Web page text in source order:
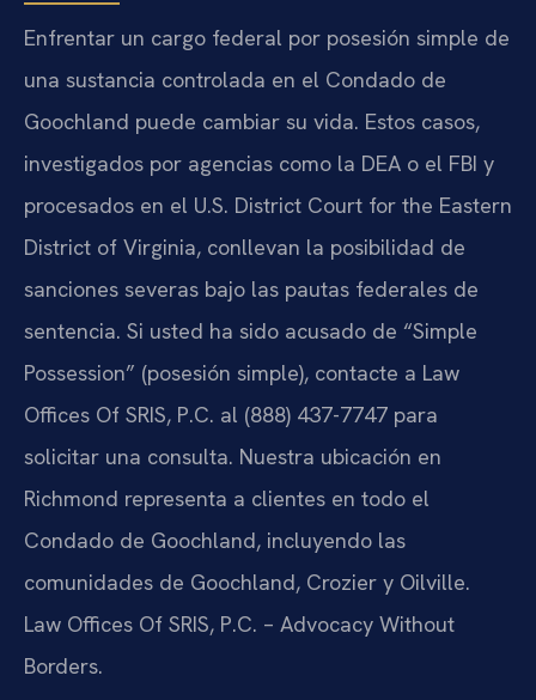
Enfrentar un cargo federal por posesión simple de
una sustancia controlada en el Condado de
Goochland puede cambiar su vida. Estos casos,
investigados por agencias como la DEA o el FBI y
procesados en el U.S. District Court for the Eastern
District of Virginia, conllevan la posibilidad de
sanciones severas bajo las pautas federales de
sentencia. Si usted ha sido acusado de “Simple
Possession” (posesión simple), contacte a Law
Offices Of SRIS, P.C. al (888) 437-7747 para
solicitar una consulta. Nuestra ubicación en
Richmond representa a clientes en todo el
Condado de Goochland, incluyendo las
comunidades de Goochland, Crozier y Oilville.
Law Offices Of SRIS, P.C. – Advocacy Without
Borders.